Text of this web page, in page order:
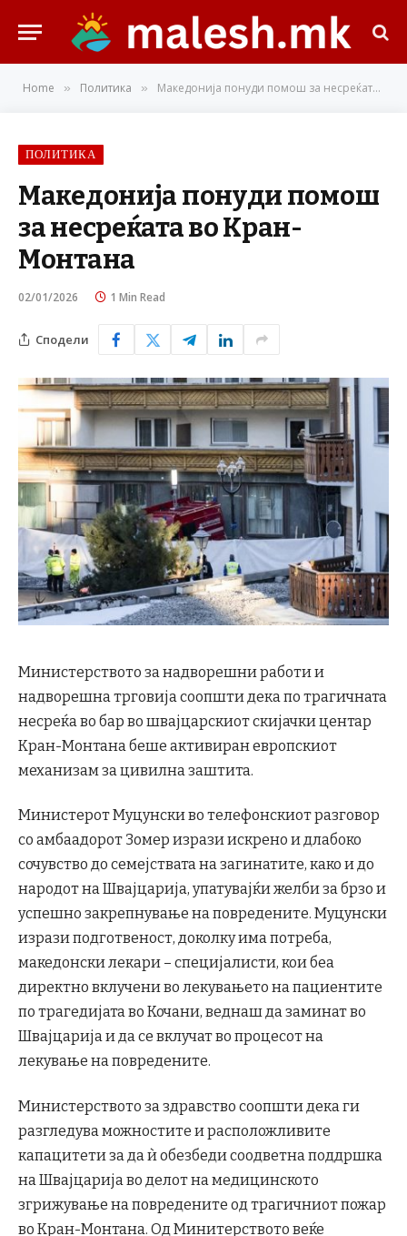
Home » Политика » Македонија понуди помош за несреќата во Кран-Монтана
ПОЛИТИКА
Македонија понуди помош
за несреќата во Кран-
Монтана
02/01/2026 1 Min Read
Сподели
Министерството за надворешни работи и
надворешна трговија соопшти дека по трагичната
несреќа во бар во швајцарскиот скијачки центар
Кран-Монтана беше активиран европскиот
механизам за цивилна заштита.
Министерот Муцунски во телефонскиот разговор
со амбаадорот Зомер изрази искрено и длабоко
сочувство до семејствата на загинатите, како и до
народот на Швајцарија, упатувајќи желби за брзо и
успешно закрепнување на повредените. Муцунски
изрази подготвеност, доколку има потреба,
македонски лекари – специјалисти, кои беа
директно вклучени во лекувањето на пациентите
по трагедијата во Кочани, веднаш да заминат во
Швајцарија и да се вклучат во процесот на
лекување на повредените.
Министерството за здравство соопшти дека ги
разгледува можностите и расположливите
капацитети за да ѝ обезбеди соодветна поддршка
на Швајцарија во делот на медицинското
згрижување на повредените од трагичниот пожар
во Кран-Монтана. Од Минитерството веќе